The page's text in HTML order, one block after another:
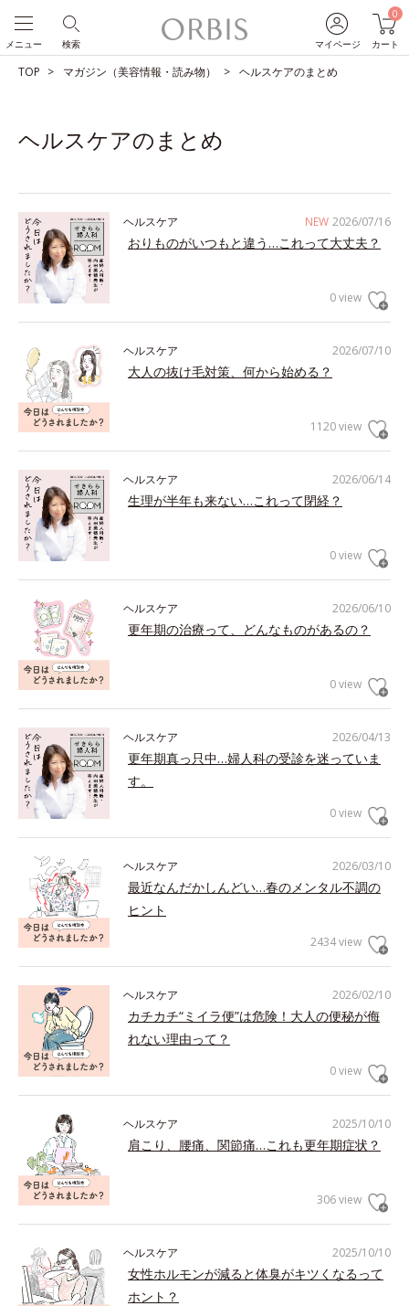
マイページ
0
カート
検索
メニュー
TOP マガジン（美容情報・読み物） ヘルスケアのまとめ
ヘルスケアのまとめ
NEW 2026/07/16
ヘルスケア
おりものがいつもと違う…これって大丈夫？
0 view
2026/07/10
ヘルスケア
大人の抜け毛対策、何から始める？
1120 view
2026/06/14
ヘルスケア
生理が半年も来ない…これって閉経？
0 view
2026/06/10
ヘルスケア
更年期の治療って、どんなものがあるの？
0 view
2026/04/13
ヘルスケア
更年期真っ只中…婦人科の受診を迷っていま
す。
0 view
2026/03/10
ヘルスケア
最近なんだかしんどい…春のメンタル不調の
ヒント
2434 view
2026/02/10
ヘルスケア
カチカチ“ミイラ便”は危険！大人の便秘が侮
れない理由って？
0 view
2025/10/10
ヘルスケア
肩こり、腰痛、関節痛…これも更年期症状？
306 view
2025/10/10
ヘルスケア
女性ホルモンが減ると体臭がキツくなるって
ホント？